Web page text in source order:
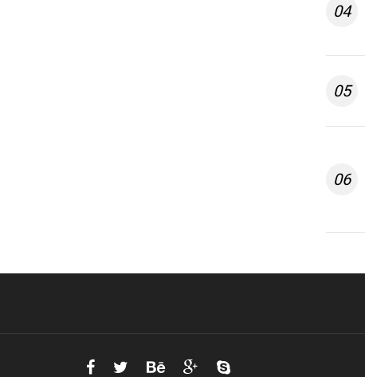
04
05
06